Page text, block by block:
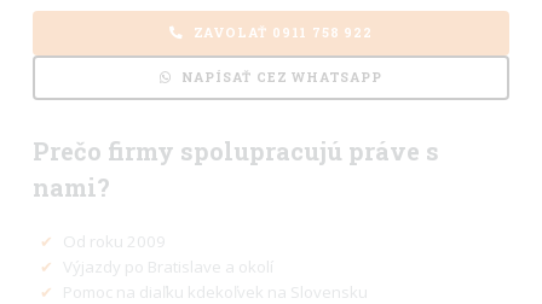
ZAVOLAŤ 0911 758 922
NAPÍSAŤ CEZ WHATSAPP
Prečo firmy spolupracujú práve s
nami?
✔
Od roku 2009
✔
Výjazdy po Bratislave a okolí
✔
Pomoc na diaľku kdekoľvek na Slovensku